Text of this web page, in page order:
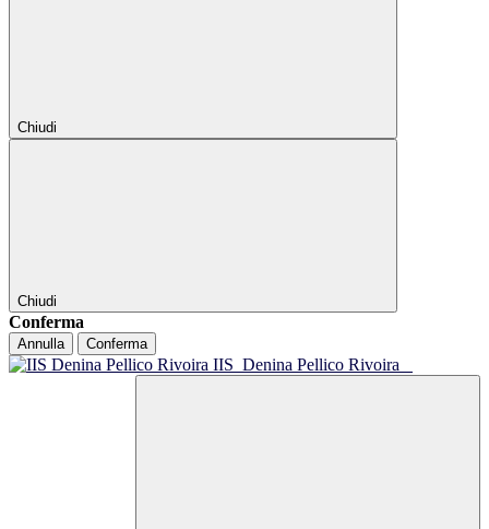
Chiudi
Chiudi
Conferma
Annulla Conferma
IIS Denina Pellico Rivoira